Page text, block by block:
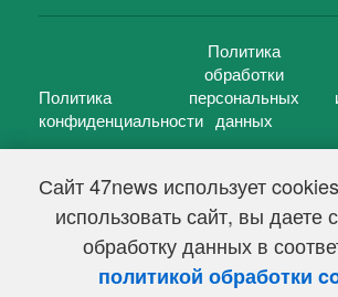
Сайт 47news использует
использовать сайт, вы даете
обработку данных в
политикой обработки
Политика
конфиденциальности
Политика
обработки
персональных
данных
47 новостей (47 news)2005 — 2026 г.
Свидетельство о регистрации СМИ Эл № ФС
Федеральной службой по надзору в сфере
информационных технологий и массовых